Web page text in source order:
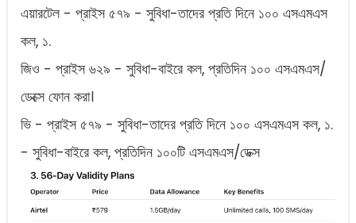
এয়ারটেল - প্রাইস ৫৭৯ - সুবিধা-তাদের প্রতি দিনে ১০০ এসএমএস
কল, ১.
জিও - প্রাইস ৬২৯ - সুবিধা-বাইরে কল, প্রতিদিন ১০০ এসএমএস/
ডেক্সে ফোন করা।
ভি - প্রাইস ৫৭৯ - সুবিধা-তাদের প্রতি দিনে ১০০ এসএমএস কল, ১.
- সুবিধা-বাইরে কল, প্রতিদিন ১০০টি এসএমএস/ডেক্স